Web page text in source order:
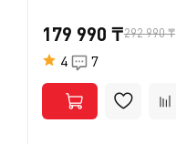
179 990 ₸292 990 ₸
4 7